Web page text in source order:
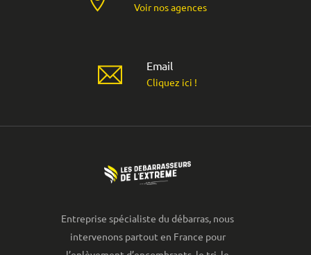
Voir nos agences
Email
Cliquez ici !
Entreprise spécialiste du débarras, nous
intervenons partout en France pour